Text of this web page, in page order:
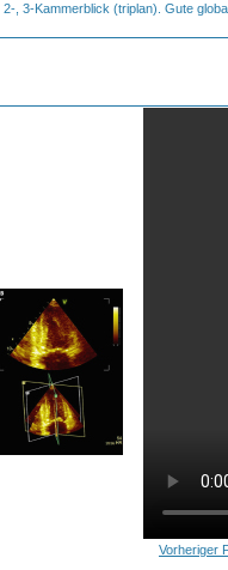
2-, 3-Kammerblick (triplan). Gute
Vorheriger